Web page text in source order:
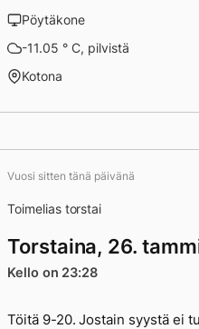
Pöytäkone
-11.05 ° C, pilvistä
Kotona
Vuosi sitten tänä päivänä
Toimelias torstai
Torstaina, 26.
Kello on 23:28
Töitä 9-20. Jostain syystä ei
Jökissä